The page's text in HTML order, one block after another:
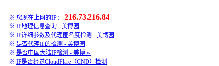
※ 您现在上网的IP： 216.73.216.84
※ IP地理信息查询 - 美博园
※ IP详细参数及代理匿名度检测 - 美博园
※ 是否代理IP的检测 - 美博园
※ 是否中国大陆IP检测 - 美博园
※ IP是否经过CloudFlare（CND）检测